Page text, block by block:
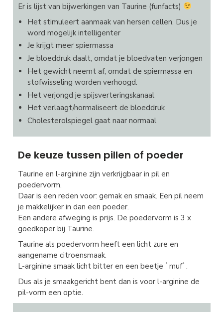
Er is lijst van bijwerkingen van Taurine (funfacts)
Het stimuleert aanmaak van hersen cellen. Dus je
word mogelijk intelligenter
Je krijgt meer spiermassa
Je bloeddruk daalt, omdat je bloedvaten verjongen
Het gewicht neemt af, omdat de spiermassa en
stofwisseling worden verhoogd.
Het verjongd je spijsverteringskanaal
Het verlaagt/normaliseert de bloeddruk
Cholesterolspiegel gaat naar normaal
De keuze tussen pillen of poeder
Taurine en l-arginine zijn verkrijgbaar in pil en
poedervorm.
Daar is een reden voor: gemak en smaak. Een pil neem
je makkelijker in dan een poeder.
Een andere afweging is prijs. De poedervorm is 3 x
goedkoper bij Taurine.
Taurine als poedervorm heeft een licht zure en
aangename citroensmaak.
L-arginine smaak licht bitter en een beetje `muf`.
Dus als je smaakgericht bent dan is voor l-arginine de
pil-vorm een optie.